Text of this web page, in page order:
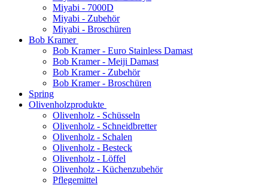
Miyabi - 7000D
Miyabi - Zubehör
Miyabi - Broschüren
Bob Kramer
Bob Kramer - Euro Stainless Damast
Bob Kramer - Meiji Damast
Bob Kramer - Zubehör
Bob Kramer - Broschüren
Spring
Olivenholzprodukte
Olivenholz - Schüsseln
Olivenholz - Schneidbretter
Olivenholz - Schalen
Olivenholz - Besteck
Olivenholz - Löffel
Olivenholz - Küchenzubehör
Pflegemittel